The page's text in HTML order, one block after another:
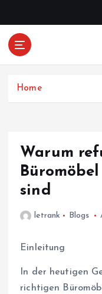
Home
Warum
sind
letrank Blogs
Einleitung
In der heutigen
richtigen